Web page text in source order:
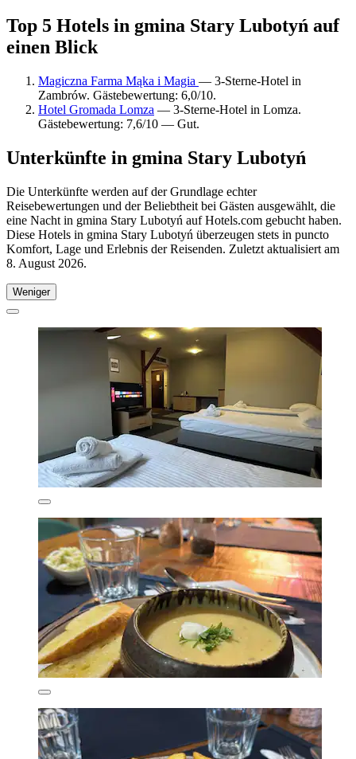
Top 5 Hotels in gmina Stary Lubotyń auf
einen Blick
Magiczna Farma Mąka i Magia — 3-Sterne-Hotel in
Zambrów. Gästebewertung: 6,0/10.
Hotel Gromada Lomza — 3-Sterne-Hotel in Lomza.
Gästebewertung: 7,6/10 — Gut.
Unterkünfte in gmina Stary Lubotyń
Die Unterkünfte werden auf der Grundlage echter
Reisebewertungen und der Beliebtheit bei Gästen ausgewählt, die
eine Nacht in gmina Stary Lubotyń auf Hotels.com gebucht haben.
Diese Hotels in gmina Stary Lubotyń überzeugen stets in puncto
Komfort, Lage und Erlebnis der Reisenden. Zuletzt aktualisiert am
8. August 2026.
Weniger